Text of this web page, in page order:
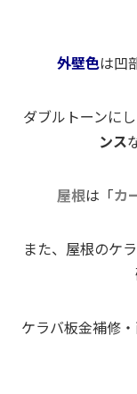
外壁色は凹
ダブルトーンに
ンス
屋根は「カ
また、屋根のケ
ケラバ板金補修